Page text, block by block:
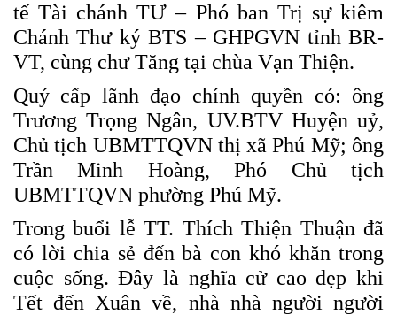
tế Tài chánh TƯ – Phó ban Trị sự kiêm
Chánh Thư ký BTS – GHPGVN tỉnh BR-
VT, cùng chư Tăng tại chùa Vạn Thiện.
Quý cấp lãnh đạo chính quyền có: ông
Trương Trọng Ngân, UV.BTV Huyện uỷ,
Chủ tịch UBMTTQVN thị xã Phú Mỹ; ông
Trần Minh Hoàng, Phó Chủ tịch
UBMTTQVN phường Phú Mỹ.
Trong buổi lễ TT. Thích Thiện Thuận đã
có lời chia sẻ đến bà con khó khăn trong
cuộc sống. Đây là nghĩa cử cao đẹp khi
Tết đến Xuân về, nhà nhà người người